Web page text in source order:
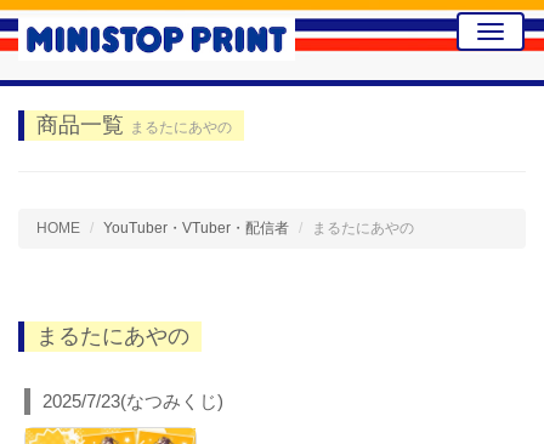
Toggle
商品一覧 まるたにあやの
HOME YouTuber・VTuber・配信者 まるたにあやの
まるたにあやの
2025/7/23(なつみくじ)